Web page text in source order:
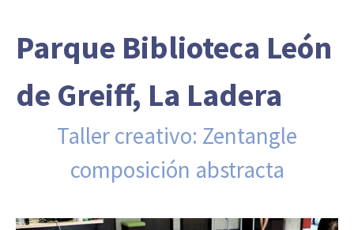
Parque Biblioteca León
de Greiff, La Ladera
Taller creativo: Zentangle
composición abstracta